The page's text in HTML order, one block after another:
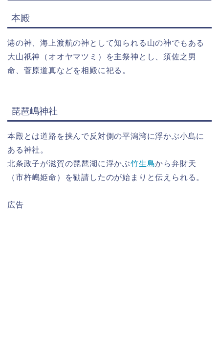
本殿
港の神、海上渡航の神として知られる山の神でもある
大山祇神（オオヤマツミ）を主祭神とし、須佐之男
命、菅原道真などを相殿に祀る。
琵琶嶋神社
本殿とは道路を挟んで反対側の平潟湾に浮かぶ小島に
ある神社。
北条政子が滋賀の琵琶湖に浮かぶ竹生島から弁財天
（市杵嶋姫命）を勧請したのが始まりと伝えられる。
広告